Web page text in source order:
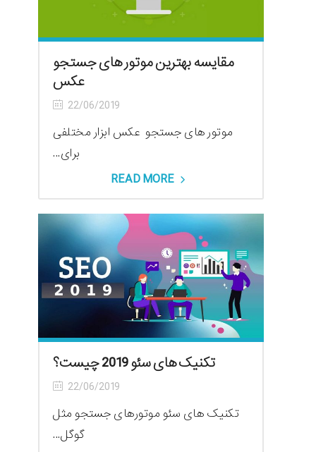
مقایسه بهترین موتور های جستجو
عکس
22/06/2019
موتور های جستجو عکس ابزار مختلفی
برای...
READ MORE
تکنیک های سئو 2019 چیست؟
22/06/2019
تکنیک های سئو موتورهای جستجو مثل
گوگل...